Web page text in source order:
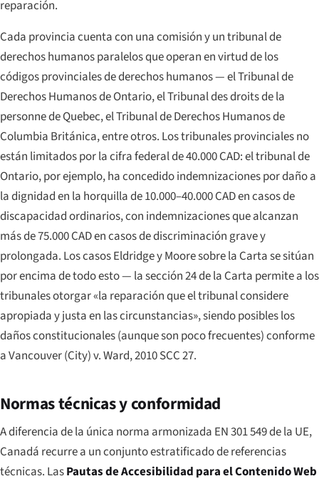
reparación.
Cada provincia cuenta con una comisión y un tribunal de
derechos humanos paralelos que operan en virtud de los
códigos provinciales de derechos humanos — el Tribunal de
Derechos Humanos de Ontario, el Tribunal des droits de la
personne de Quebec, el Tribunal de Derechos Humanos de
Columbia Británica, entre otros. Los tribunales provincialesno
están limitados por la cifra federal de 40.000 CAD: el tribunal de
Ontario, por ejemplo, ha concedido indemnizaciones por daño a
la dignidad en la horquilla de 10.000–40.000 CAD en casos de
discapacidad ordinarios, con indemnizaciones que alcanzan
más de 75.000 CAD en casos de discriminación grave y
prolongada. Los casosEldridgeyMooresobre la Carta se sitúan
por encima de todo esto — la sección 24 de la Carta permite a los
tribunales otorgar «la reparación que el tribunal considere
apropiada y justa en las circunstancias», siendo posibles los
daños constitucionales (aunque son poco frecuentes) conforme
aVancouver (City) v. Ward, 2010 SCC 27.
Normas técnicas y conformidad
A diferencia de la única norma armonizada EN 301 549 de la UE,
Canadá recurre a un conjunto estratificado de referencias
técnicas. LasPautas de Accesibilidad para el Contenido Web